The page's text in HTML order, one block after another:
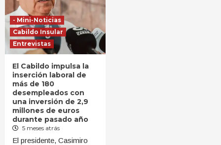
- Mini-Noticias
Cabildo Insular
Entrevistas
El Cabildo impulsa la
inserción laboral de
más de 180
desempleados con
una inversión de 2,9
millones de euros
durante pasado año
5 meses atrás
El presidente, Casimiro